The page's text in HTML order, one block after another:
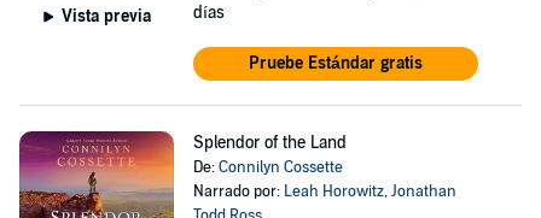
Vista previa
días
Pruebe Estándar gratis
Splendor of the Land
De:Connilyn Cossette
Narrado por: Leah Horowitz,Jonathan